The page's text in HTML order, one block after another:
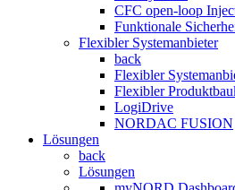
CFC open-loop
Funktionale
Flexibler Systemanbieter
back
Flexibler
Flexibler
LogiDrive
NORDAC FUSION
Lösungen
back
Lösungen